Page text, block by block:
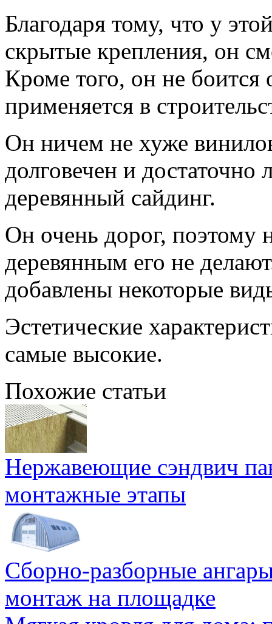
Благодаря тому, что у
скрытые крепления, он
Кроме того, он не
применяется в
Он ничем не хуже
долговечен и достаточно
деревянный сайдинг.
Он очень дорог, поэтому
деревянным его не
добавлены некоторые
Эстетические
самые высокие.
Похожие статьи
Нержавеющие сэндвич
монтажные этапы
Сборно-разборные
монтаж на площадке